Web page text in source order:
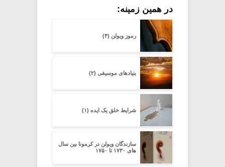
در همین زمینه:
رموز ویولن (۴)
بنیادهای موسیقی (۲)
شرایط خلق یک ایده (۱)
سازندگان ویولن در کرمونا بین سال
های ۱۷۳۰ تا ۱۷۵۰